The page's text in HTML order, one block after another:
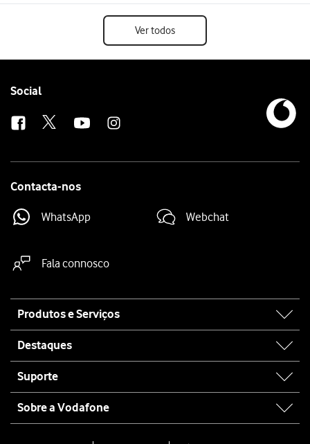
Ver todos
Follow
Social
Contacta-nos
WhatsApp Webchat
Fala connosco
map
Produtos e Serviços
Destaques
Suporte
Sobre a Vodafone